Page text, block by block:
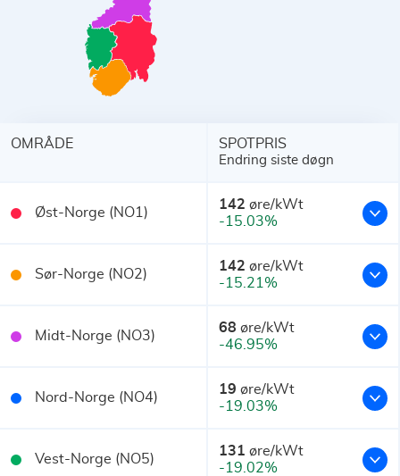
OMRÅDE SPOTPRIS
Endring siste døgn
Øst-Norge (NO1) 142 øre/kWt
-15.03%
Sør-Norge (NO2) 142 øre/kWt
-15.21%
Midt-Norge (NO3) 68 øre/kWt
-46.95%
Nord-Norge (NO4) 19 øre/kWt
-19.03%
Vest-Norge (NO5) 131 øre/kWt
-19.02%